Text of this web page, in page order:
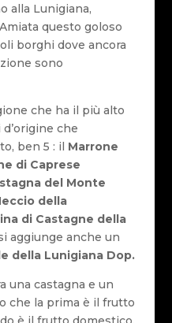
alla Lunigiana,
questo goloso
borghi dove ancora
sono
che ha il più alto
che
ben 5 : il Marrone
di Caprese
del Monte
della
di Castagne della
aggiunge anche un
della Lunigiana Dop.
una castagna e un
che la prima è il frutto